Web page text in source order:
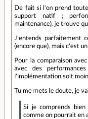
De fait si l'on prend
support natif ;
maintenance), je trouve
J'entends parfaitement
(encore que), mais c'est
Pour la comparaison
avec des
l'implémentation soit
Tu me mets le doute, je
Si je comprends
comme on pourrait en